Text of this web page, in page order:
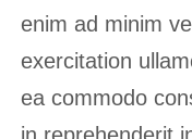
enim ad minim
exercitation
ea commodo